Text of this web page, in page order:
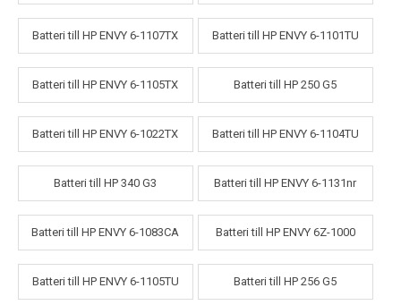
Batteri till HP ENVY 6-1107TX Batteri till HP ENVY 6-1101TU
Batteri till HP ENVY 6-1105TX Batteri till HP 250 G5
Batteri till HP ENVY 6-1022TX Batteri till HP ENVY 6-1104TU
Batteri till HP 340 G3 Batteri till HP ENVY 6-1131nr
Batteri till HP ENVY 6-1083CA Batteri till HP ENVY 6Z-1000
Batteri till HP ENVY 6-1105TU Batteri till HP 256 G5